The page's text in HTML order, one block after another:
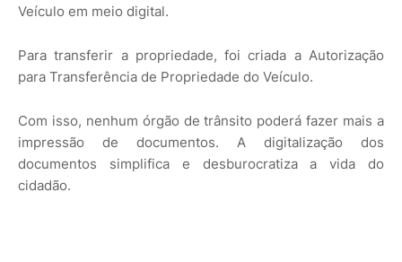
Veículo em meio digital.
Para transferir a propriedade, foi criada a Autorização
para Transferência de Propriedade do Veículo.
Com isso, nenhum órgão de trânsito poderá fazer mais a
impressão de documentos. A digitalização dos
documentos simplifica e desburocratiza a vida do
cidadão.